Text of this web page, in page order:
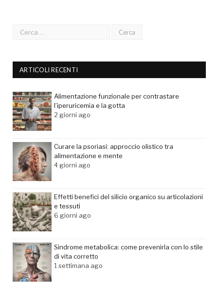
ARTICOLI RECENTI
Alimentazione funzionale per contrastare
l’iperuricemia e la gotta
2 giorni ago
Curare la psoriasi: approccio olistico tra
alimentazione e mente
4 giorni ago
Effetti benefici del silicio organico su articolazioni
e tessuti
6 giorni ago
Sindrome metabolica: come prevenirla con lo stile
di vita corretto
1 settimana ago